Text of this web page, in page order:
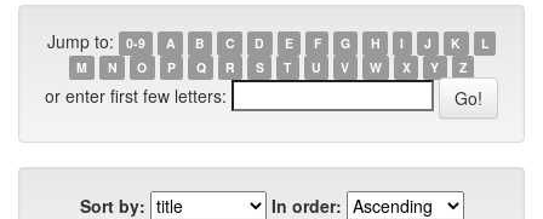
Jump to: 0-9 A B C D E F G H I J K
L
M
N O P Q R S T U V W X Y Z
or enter first few letters:
Sort by:
In order: